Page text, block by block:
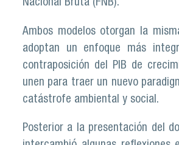
Nacional Bruta (FNB).
Ambos modelos otorgan la
adoptan un enfoque más
contraposición del PIB de
unen para traer un nuevo
catástrofe ambiental y social.
Posterior a la presentación del